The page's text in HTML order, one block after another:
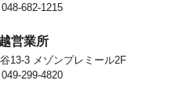
682-1215
営業所
13-3 メゾンプレミール2F
299-4820